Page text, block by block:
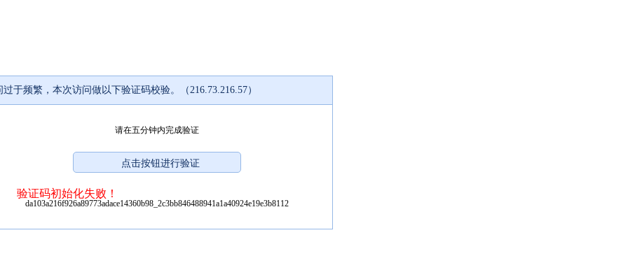
过于频繁，本次访问做以下验证码校验。（216.73.216.57）
请在五分钟内完成验证
验证码初始化失败！
da103a216f926a89773adace14360b98_2c3bb846488941a1a40924e19e3b8112